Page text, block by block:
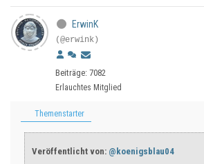
ErwinK
(@erwink)
Beiträge: 7082
Erlauchtes Mitglied
Themenstarter
Veröffentlicht von: @koenigsblau04